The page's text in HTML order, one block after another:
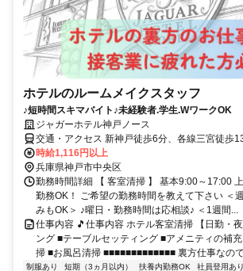
ホテルのルームメイクスタッフ
♪短時間スキマバイト♪未経験者.学生.WワークOK
ジャガーホテル神戸ノース
交通・アクセス 新神戸徒歩6分、各線三宮徒歩
交通費規定支給
時給1,116円以上
兵庫県神戸市中央区
勤務時間詳細 【 客室清掃 】 基本9:00～17:00
勤務OK！ ご希望の勤務時間を教えて下さい ＜
みもOK＞ ♪曜日・勤務時間は応相談♪ ＜1週間...
仕事内容 🎵仕事内容 ホテル客室清掃 【日勤・
ング ■テーブルセッティング ■アメニティの補
掃 ■お風呂清掃 ■■■■■■■■■■■■■ 裏方仕事なの
制服あり 短期（3ヵ月以内） 扶養内勤務OK 社員登用あり